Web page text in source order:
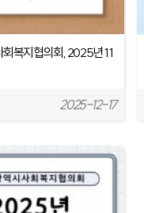
복지협의회, 2025년 11
2025-12-17